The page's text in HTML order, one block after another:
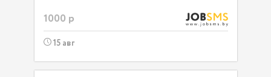
1000 р
15 авг